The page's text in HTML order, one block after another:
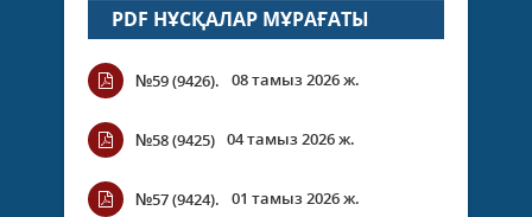
PDF НҰСҚАЛАР МҰРАҒАТЫ
№59 (9426). 08 тамыз 2026 ж.
№58 (9425) 04 тамыз 2026 ж.
№57 (9424). 01 тамыз 2026 ж.